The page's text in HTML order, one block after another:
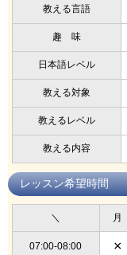
教える言語
趣 味
日本語レベル
教える対象
教えるレベル
教える内容
レッスン希望時間
＼ 月
07:00-08:00 ×